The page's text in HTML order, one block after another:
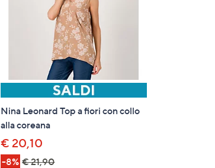
Nina Leonard Top a fiori con collo
alla coreana
€ 20,10
-8% € 21,90